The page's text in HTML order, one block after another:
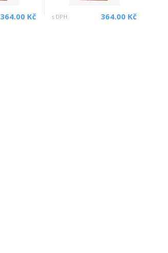
364.00 Kč s DPH 364.00 Kč